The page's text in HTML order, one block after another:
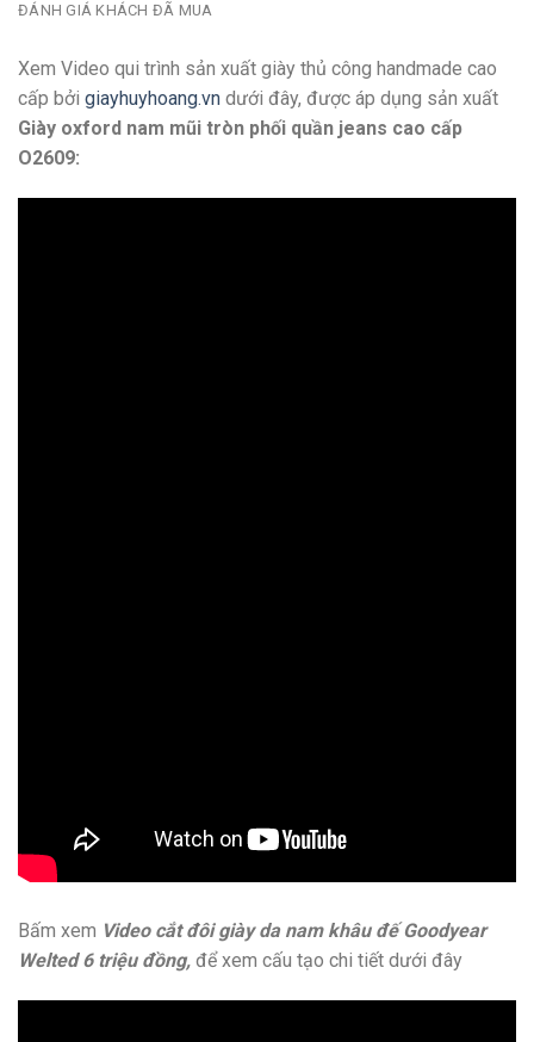
ĐÁNH GIÁ KHÁCH ĐÃ MUA
Xem Video qui trình sản xuất giày thủ công handmade cao
cấp bởi giayhuyhoang.vn dưới đây, được áp dụng sản xuất
Giày oxford nam mũi tròn phối quần jeans cao cấp
O2609:
Bấm xem Video cắt đôi giày da nam khâu đế Goodyear
Welted 6 triệu đồng, để xem cấu tạo chi tiết dưới đây